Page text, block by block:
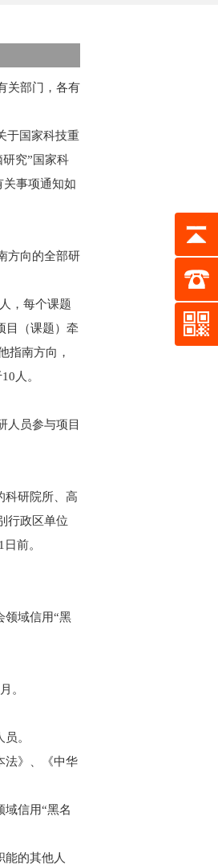
关部门，各有
于国家科技重
究”国家科
事项通知如
方向的全部研
，每个课题
目（课题）牵
指南方向，
人。
人员参与项目
科研院所、高
行政区单位
前。
领域信用“黑
。
。
法》、《中华
信用“黑名
能的其他人